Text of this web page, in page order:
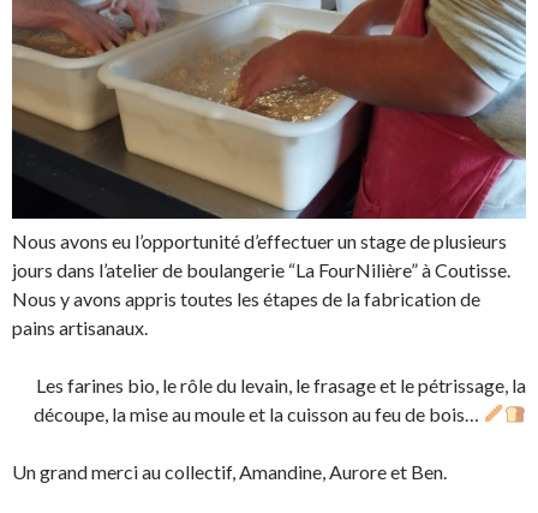
Nous avons eu l’opportunité d’effectuer un stage de plusieurs
jours dans l’atelier de boulangerie “La FourNilière” à Coutisse.
Nous y avons appris toutes les étapes de la fabrication de
pains artisanaux.
Les farines bio, le rôle du levain, le frasage et le pétrissage, la
découpe, la mise au moule et la cuisson au feu de bois…
Un grand merci au collectif, Amandine, Aurore et Ben.